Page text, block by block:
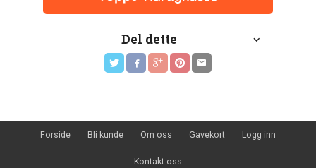
Del dette
Forside Bli kunde Om oss Gavekort Logg inn
Kontakt oss